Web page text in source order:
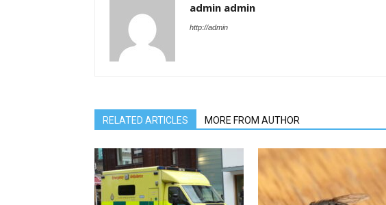
admin admin
http://admin
RELATED ARTICLES MORE FROM AUTHOR